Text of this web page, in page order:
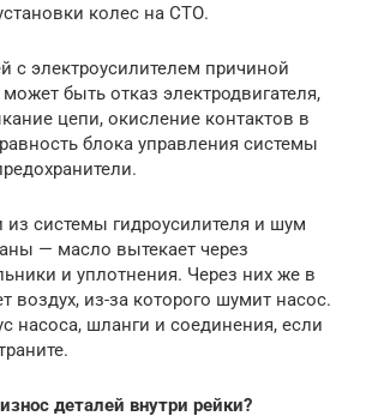
колес на СТО.
с электроусилителем причиной
быть отказ электродвигателя,
цепи, окисление контактов в
блока управления системы
из системы гидроусилителя и шум
— масло вытекает через
и уплотнения. Через них же в
воздух, из-за которого шумит насос.
насоса, шланги и соединения, если
деталей внутри рейки?